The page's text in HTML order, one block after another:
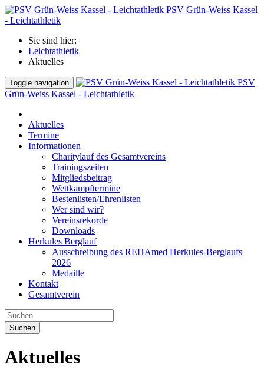
PSV Grün-Weiss Kassel
- Leichtathletik
Sie sind hier:
Leichtathletik
Aktuelles
Toggle navigation
PSV
Grün-Weiss Kassel - Leichtathletik
Aktuelles
Termine
Informationen
Charitylauf des Gesamtvereins
Trainingszeiten
Mitgliedsbeitrag
Wettkampftermine
Bestenlisten/Ehrenlisten
Wer sind wir?
Vereinsrekorde
Downloads
Herkules Berglauf
Ausschreibung des REHAmed Herkules-Berglaufs
2026
Medaille
Kontakt
Gesamtverein
Suchen
Aktuelles